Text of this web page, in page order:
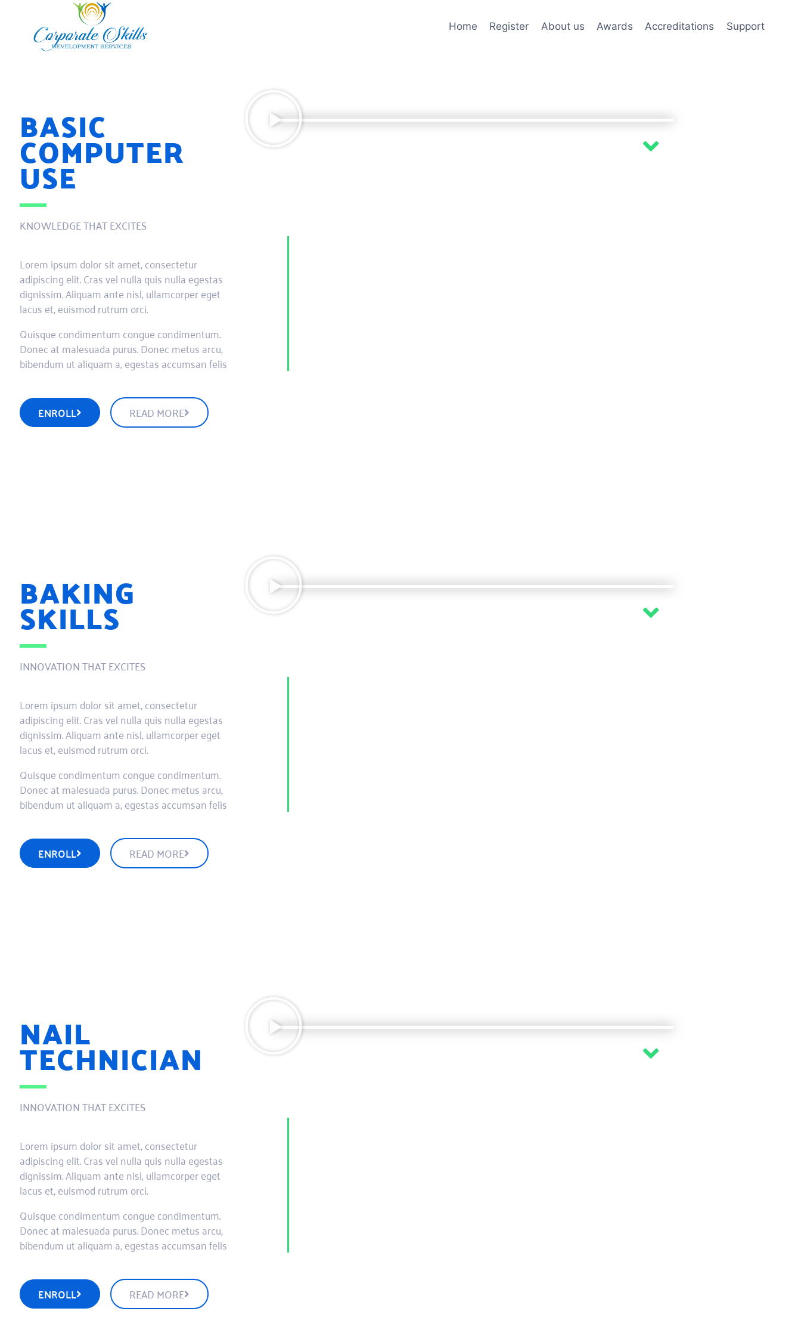
Home Register About us Awards Accreditations Support
BASIC
COMPUTER
USE
KNOWLEDGE THAT EXCITES
Lorem ipsum dolor sit amet, consectetur
adipiscing elit. Cras vel nulla quis nulla egestas
dignissim. Aliquam ante nisl, ullamcorper eget
lacus et, euismod rutrum orci.
Quisque condimentum congue condimentum.
Donec at malesuada purus. Donec metus arcu,
bibendum ut aliquam a, egestas accumsan felis
ENROLL READ MORE
BAKING
SKILLS
INNOVATION THAT EXCITES
Lorem ipsum dolor sit amet, consectetur
adipiscing elit. Cras vel nulla quis nulla egestas
dignissim. Aliquam ante nisl, ullamcorper eget
lacus et, euismod rutrum orci.
Quisque condimentum congue condimentum.
Donec at malesuada purus. Donec metus arcu,
bibendum ut aliquam a, egestas accumsan felis
ENROLL READ MORE
NAIL
TECHNICIAN
INNOVATION THAT EXCITES
Lorem ipsum dolor sit amet, consectetur
adipiscing elit. Cras vel nulla quis nulla egestas
dignissim. Aliquam ante nisl, ullamcorper eget
lacus et, euismod rutrum orci.
Quisque condimentum congue condimentum.
Donec at malesuada purus. Donec metus arcu,
bibendum ut aliquam a, egestas accumsan felis
ENROLL READ MORE